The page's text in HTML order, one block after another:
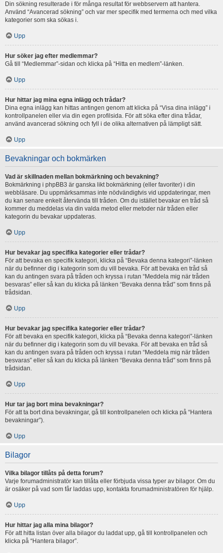
Din sökning resulterade i för många resultat för webbservern att hantera.
Använd “Avancerad sökning” och var mer specifik med termerna och med vilka
kategorier som ska sökas i.
Upp
Hur söker jag efter medlemmar?
Gå till “Medlemmar”-sidan och klicka på “Hitta en medlem”-länken.
Upp
Hur hittar jag mina egna inlägg och trådar?
Dina egna inlägg kan hittas antingen genom att klicka på “Visa dina inlägg” i
kontrollpanelen eller via din egen profilsida. För att söka efter dina trådar,
använd avancerad sökning och fyll i de olika alternativen på lämpligt sätt.
Upp
Bevakningar och bokmärken
Vad är skillnaden mellan bokmärkning och bevakning?
Bokmärkning i phpBB3 är ganska likt bokmärkning (eller favoriter) i din
webbläsare. Du uppmärksammas inte nödvändigtvis vid uppdateringar, men
du kan senare enkelt återvända till tråden. Om du istället bevakar en tråd så
kommer du meddelas via din valda metod eller metoder när tråden eller
kategorin du bevakar uppdateras.
Upp
Hur bevakar jag specifika kategorier eller trådar?
För att bevaka en specifik kategori, klicka på “Bevaka denna kategori”-länken
när du befinner dig i kategorin som du vill bevaka. För att bevaka en tråd så
kan du antingen svara på tråden och kryssa i rutan “Meddela mig när tråden
besvaras” eller så kan du klicka på länken “Bevaka denna tråd” som finns på
trådsidan.
Upp
Hur bevakar jag specifika kategorier eller trådar?
För att bevaka en specifik kategori, klicka på “Bevaka denna kategori”-länken
när du befinner dig i kategorin som du vill bevaka. För att bevaka en tråd så
kan du antingen svara på tråden och kryssa i rutan “Meddela mig när tråden
besvaras” eller så kan du klicka på länken “Bevaka denna tråd” som finns på
trådsidan.
Upp
Hur tar jag bort mina bevakningar?
För att ta bort dina bevakningar, gå till kontrollpanelen och klicka på “Hantera
bevakningar”).
Upp
Bilagor
Vilka bilagor tillåts på detta forum?
Varje forumadministratör kan tillåta eller förbjuda vissa typer av bilagor. Om du
är osäker på vad som får laddas upp, kontakta forumadministratören för hjälp.
Upp
Hur hittar jag alla mina bilagor?
För att hitta listan över alla bilagor du laddat upp, gå till kontrollpanelen och
klicka på “Hantera bilagor”.